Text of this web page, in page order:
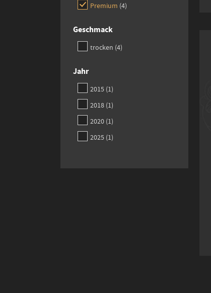
Premium 4items
Geschmack
trocken 4items
Jahr
2015 1item
2018 1item
2020 1item
2025 1item